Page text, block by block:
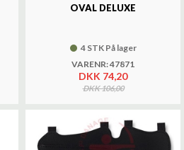
OVAL DELUXE
4 STK På lager
VARENR: 47871
DKK 74,20
DKK 106,00